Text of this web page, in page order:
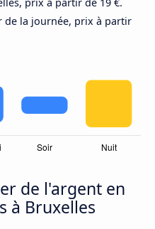
prix à partir de 19 €.
de la journée, prix à partir
de l'argent en
à Bruxelles